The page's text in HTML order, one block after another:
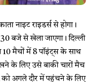
नाइट राइडर्स से होगा।
बजे से खेला जाएगा। दिल्ली
10 मैचों में 8 पॉइंट्स के साथ
के लिए उसे बाकी चारों मैच
अगले दौर में पहुंचने के लिए